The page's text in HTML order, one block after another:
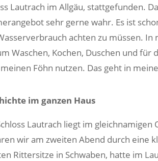
Lautrach im Allgäu, stattgefunden.
sehr gerne wahr. Es ist
achten zu müssen.
Waschen, Kochen, Duschen und
Föhn nutzen. Das geht in
im ganzen Haus
Lautrach liegt im
wir am zweiten Abend durch eine
Rittersitze in Schwaben, hatte im